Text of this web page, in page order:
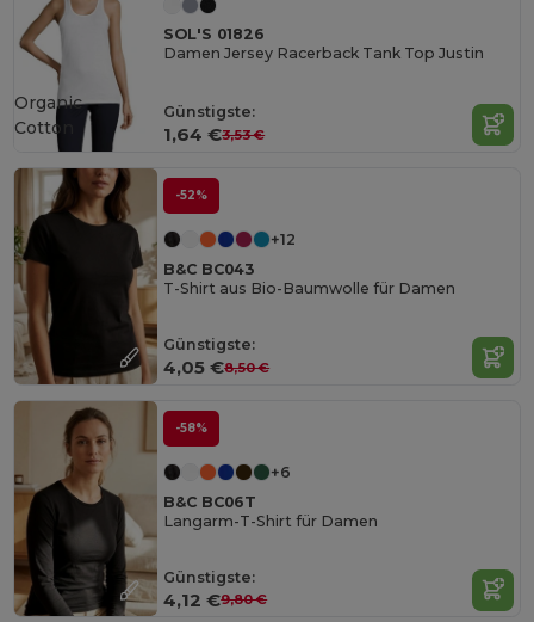
SOL'S 01826
Damen Jersey Racerback Tank Top Justin
Günstigste:
1,64 €3,53 €
Organic
Cotton
-52%
+12
B&C BC043
T-Shirt aus Bio-Baumwolle für Damen
Günstigste:
4,05 €8,50 €
-58%
+6
B&C BC06T
Langarm-T-Shirt für Damen
Günstigste:
4,12 €9,80 €